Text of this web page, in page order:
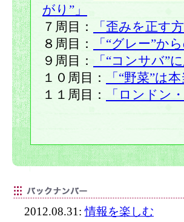
がり”」
７周目：
「歪みを正す
８周目：
「“グレー”か
９周目：
「“コンサバ”
１０周目：
「“野菜”は
１１周目：
「ロンドン
2012.08.31:情報を楽しむ